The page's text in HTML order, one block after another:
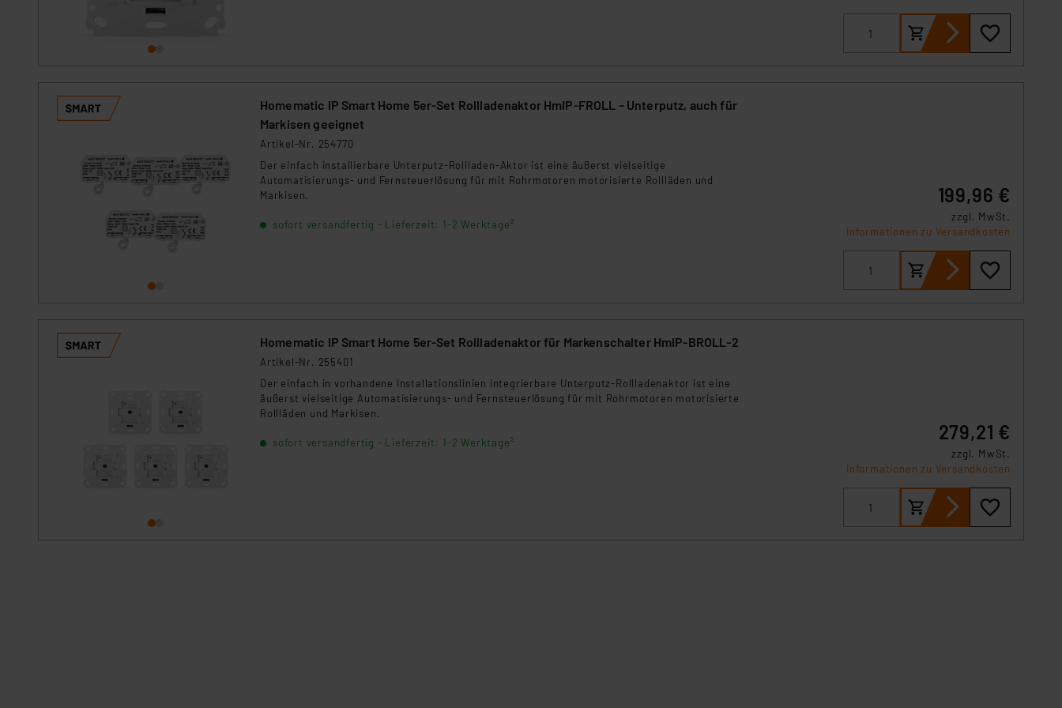
Homematic IP Smart Home 5er-Set Rollladenaktor HmIP-FROLL – Unterputz, auch für
Markisen geeignet
Artikel-Nr. 254770
Der einfach installierbare Unterputz-Rollladen-Aktor ist eine äußerst vielseitige
Automatisierungs- und Fernsteuerlösung für mit Rohrmotoren motorisierte Rollläden und
Markisen.
sofort versandfertig - Lieferzeit: 1-2 Werktage²
199,96 €
zzgl. MwSt.
Informationen zu Versandkosten
Homematic IP Smart Home 5er-Set Rollladenaktor für Markenschalter HmIP-BROLL-2
Artikel-Nr. 255401
Der einfach in vorhandene Installationslinien integrierbare Unterputz-Rollladenaktor ist eine
äußerst vielseitige Automatisierungs- und Fernsteuerlösung für mit Rohrmotoren motorisierte
Rollläden und Markisen.
sofort versandfertig - Lieferzeit: 1-2 Werktage² 279,21 €
zzgl. MwSt.
Informationen zu Versandkosten